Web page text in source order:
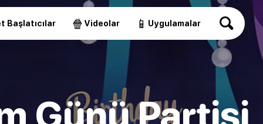
Başlatıcılar 🍿 Videolar 📱 Uygulamalar
Günü Partisi